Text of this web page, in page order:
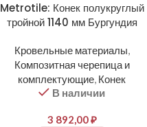
Metrotile: Конек полукруглый
тройной 1140 мм Бургундия
Кровельные материалы,
Композитная черепица и
комплектующие, Конек
В наличии
3 892,00₽